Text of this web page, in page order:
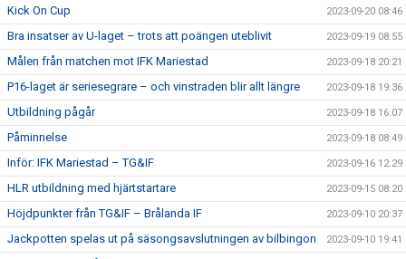
Kick On Cup 2023-09-20 08:46
Bra insatser av U-laget – trots att poängen uteblivit 2023-09-19 08:55
Målen från matchen mot IFK Mariestad 2023-09-18 20:21
P16-laget är seriesegrare – och vinstraden blir allt längre 2023-09-18 19:36
Utbildning pågår 2023-09-18 16:07
Påminnelse 2023-09-18 08:49
Inför: IFK Mariestad – TG&IF 2023-09-16 12:29
HLR utbildning med hjärtstartare 2023-09-15 08:20
Höjdpunkter från TG&IF – Brålanda IF 2023-09-10 20:37
Jackpotten spelas ut på säsongsavslutningen av bilbingon 2023-09-10 19:41